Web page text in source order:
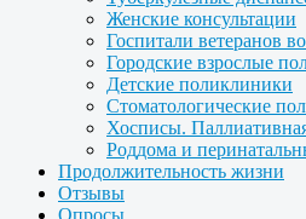
Женские консультации
Госпитали ветеранов
Городские взрослые
Детские поликлиники
Стоматологические
Хосписы.
Роддома и
Продолжительность жизни
Отзывы
Опросы